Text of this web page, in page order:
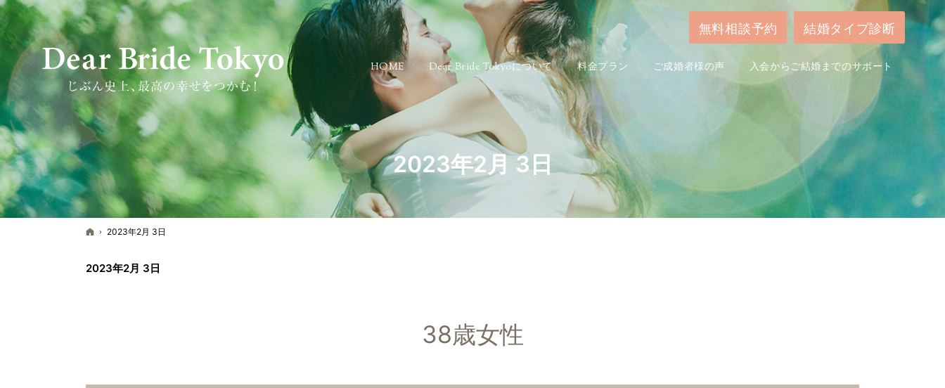
2023年2月 3日
ホーム
2023年2月 3日
2023年2月 3日
38歳女性
無料相談予約 結婚タイプ診断
HOME Dear Bride Tokyoについて 料金プラン ご成婚者様の声 入会からご結婚までのサポート